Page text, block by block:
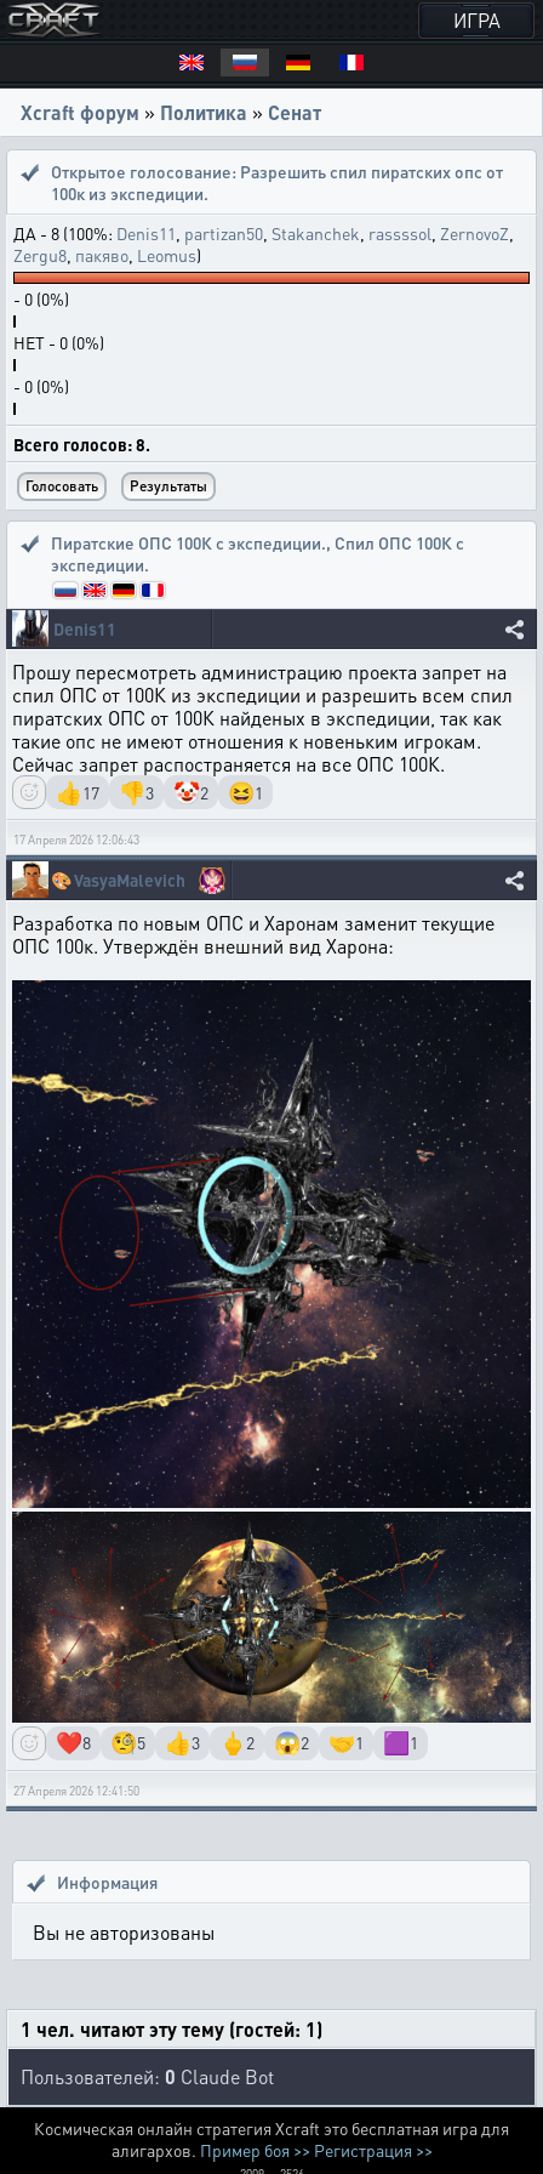
ИГРА
Xcraft форум » Политика » Сенат
Открытое голосование: Разрешить спил пиратских опс от
100к из экспедиции.
ДА - 8 (100%: Denis11 partizan50 Stakanchek rassssol ZernovoZ
Zergu8 пакяво Leomus)
- 0 (0%)
НЕТ - 0 (0%)
- 0 (0%)
Всего голосов: 8.
Пиратские ОПС 100К с экспедиции., Спил ОПС 100К с
экспедиции.
Denis11
Прошу пересмотреть администрацию проекта запрет на
спил ОПС от 100К из экспедиции и разрешить всем спил
пиратских ОПС от 100К найденых в экспедиции, так как
такие опс не имеют отношения к новеньким игрокам.
Сейчас запрет распостраняется на все ОПС 100К.
👍17 👎3 🤡2 😆1
17 Апреля 2026 12:06:43
🎨VasyaMalevich
Разработка по новым ОПС и Харонам заменит текущие
ОПС 100к. Утверждён внешний вид Харона:
❤️8 🧐5 👍3 🖕 2 😱2 🤝1 🟪1
27 Апреля 2026 12:41:50
Информация
Вы не авторизованы
1 чел. читают эту тему (гостей: 1)
Пользователей: 0 Claude Bot
Космическая онлайн стратегия Xcraft это бесплатная игра для
алигархов. Пример боя >> Регистрация >>